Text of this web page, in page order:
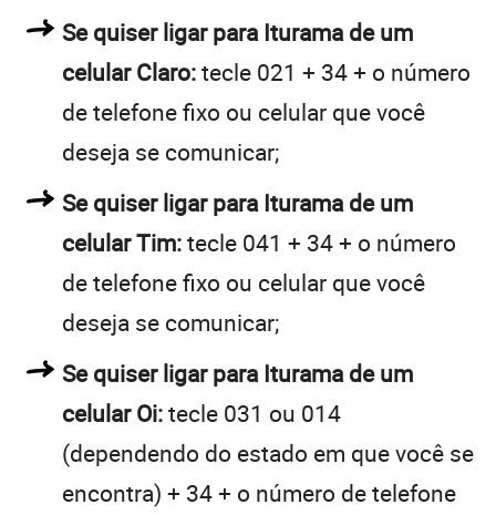
Se quiser ligar para Iturama de um
celular Claro:tecle 021 + 34 + o número
de telefone fixo ou celular que você
deseja se comunicar;
Se quiser ligar para Iturama de um
celular Tim:tecle 041 + 34 + o número
de telefone fixo ou celular que você
deseja se comunicar;
Se quiser ligar para Iturama de um
celular Oi:tecle 031 ou 014
(dependendo do estado em que você se
encontra) + 34 + o número de telefone